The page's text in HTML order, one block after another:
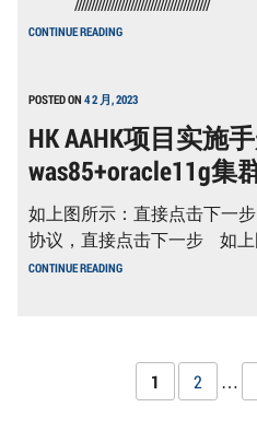
布
署
17
CONTINUE READINGHK
AAHK
实
手
册-
WAS85+ORACLE11G
集
布
署
16
POSTED ON 4 2 月, 2023
HK AAHK项目实施
was85+oracle11g集
如上图所示：直接点击下一
协议，直接点击下一步 如
CONTINUE READING
AAHK
WAS85+ORACLE11G
Page
1 Page
2 …